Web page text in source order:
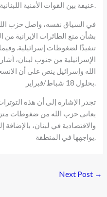
عنيفة بين القوات الأمنية اللبنانية والمحتجين.
في السياق نفسه، واصل حزب الله
بشأن منع الطائرات الإيرانية
تنفيذًا لضغوطات إسرائيلية.
الإسرائيلية من جنوب لبنان،
الله وإسرائيل ينص على أن
بحلول 18 شباط/فبراير.
تجدر الإشارة إلى أن هذه
يعاني حزب الله من ضغوطات
والاقتصادية في لبنان،
يواجهها في المنطقة.
Next Post →